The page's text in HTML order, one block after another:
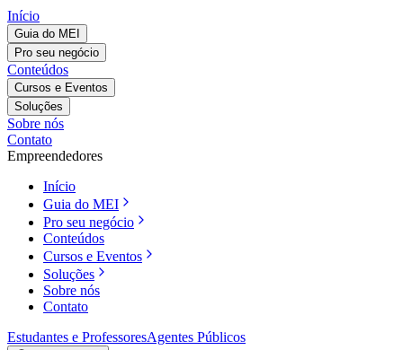
Início
Guia do MEI
Pro seu negócio
Conteúdos
Cursos e Eventos
Soluções
Sobre nós
Contato
Empreendedores
Início
Guia do MEI
Pro seu negócio
Conteúdos
Cursos e Eventos
Soluções
Sobre nós
Contato
Estudantes e ProfessoresAgentes Públicos